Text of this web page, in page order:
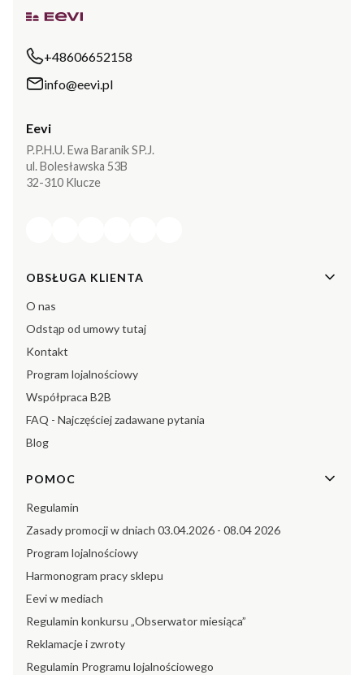
+48606652158
info@eevi.pl
Eevi
P.P.H.U. Ewa Baranik SP.J.
ul. Bolesławska 53B
32-310 Klucze
Linki w stopce
OBSŁUGA KLIENTA
O nas
Odstąp od umowy tutaj
Kontakt
Program lojalnościowy
Współpraca B2B
FAQ - Najczęściej zadawane pytania
Blog
POMOC
Regulamin
Zasady promocji w dniach 03.04.2026 - 08.04 2026
Program lojalnościowy
Harmonogram pracy sklepu
Eevi w mediach
Regulamin konkursu „Obserwator miesiąca”
Reklamacje i zwroty
Regulamin Programu lojalnościowego